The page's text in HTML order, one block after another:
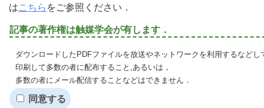
はこちら をご参照ください．
記事の著作権は触媒学会が有します．
ダウンロードしたPDFファイルを放送やネットワークを利用するなど
印刷して多数の者に配布すること,あるいは，
多数の者にメール配信することなどはできません．
同意する